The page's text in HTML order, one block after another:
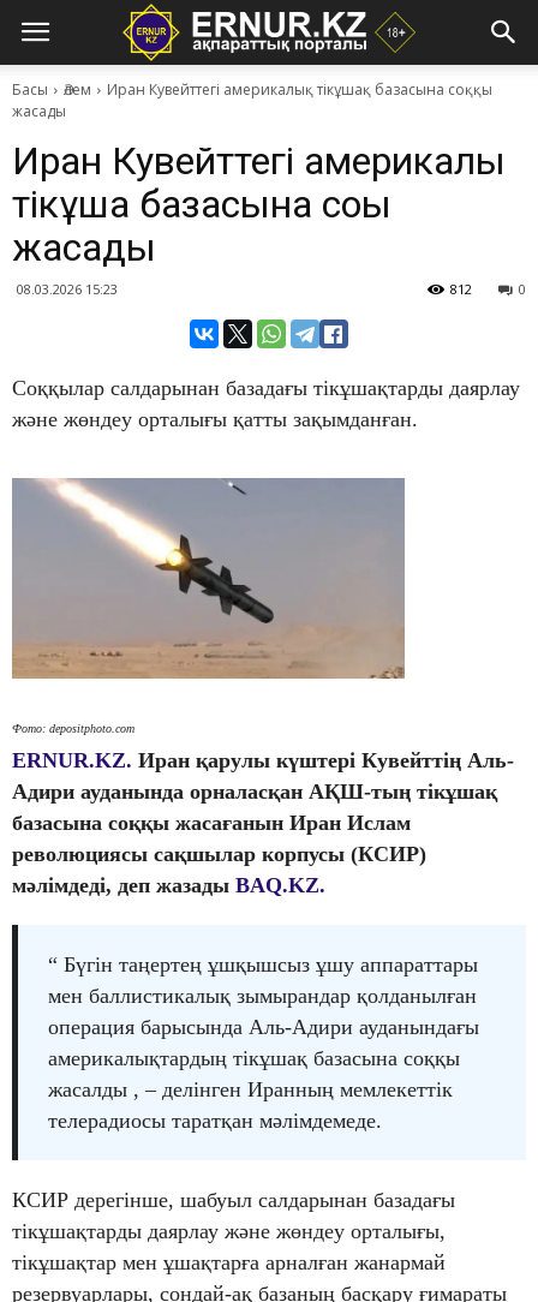
Басы Әлем
Иран Кувейттегі америкалық тікұшақ базасына соққы
жасады
Иран Кувейттегі америкалық
тікұшақ базасына соққы
жасады
08.03.2026 15:23 0
812
Соққылар салдарынан базадағы тікұшақтарды даярлау
және жөндеу орталығы қатты зақымданған.
Фото: depositphoto.com
ERNUR.KZ. Иран қарулы күштері Кувейттің Аль-
Адири ауданында орналасқан АҚШ-тың тікұшақ
базасына соққы жасағанын Иран Ислам
революциясы сақшылар корпусы (КСИР)
мәлімдеді, деп жазады BAQ.KZ.
“ Бүгін таңертең ұшқышсыз ұшу аппараттары
мен баллистикалық зымырандар қолданылған
операция барысында Аль-Адири ауданындағы
америкалықтардың тікұшақ базасына соққы
жасалды , – делінген Иранның мемлекеттік
телерадиосы таратқан мәлімдемеде.
КСИР дерегінше, шабуыл салдарынан базадағы
тікұшақтарды даярлау және жөндеу орталығы,
тікұшақтар мен ұшақтарға арналған жанармай
резервуарлары, сондай-ақ базаның басқару ғимараты